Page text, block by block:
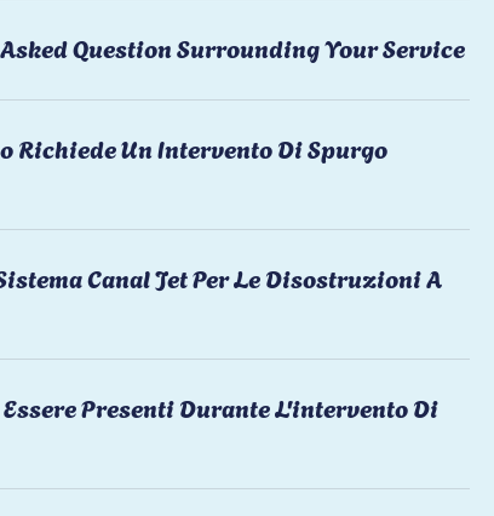
Question Surrounding Your Service
Richiede Un Intervento Di Spurgo
Canal Jet Per Le Disostruzioni A
Presenti Durante L'intervento Di